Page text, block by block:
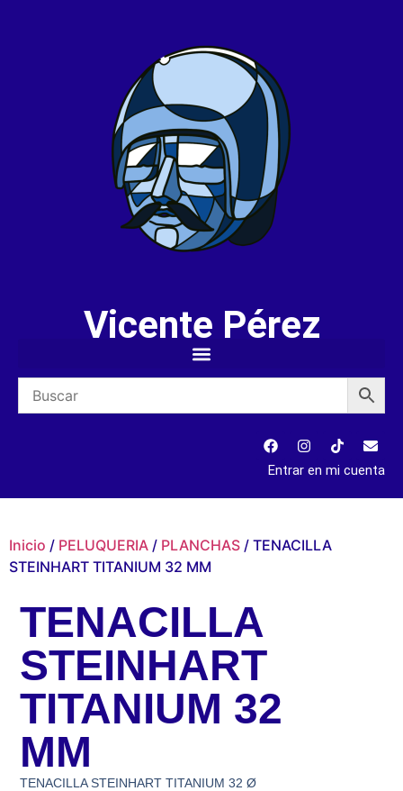
Vicente Pérez
Entrar en mi cuenta
Inicio / PELUQUERIA / PLANCHAS / TENACILLA
STEINHART TITANIUM 32 MM
TENACILLA
STEINHART
TITANIUM 32
MM
TENACILLA STEINHART TITANIUM 32 Ø